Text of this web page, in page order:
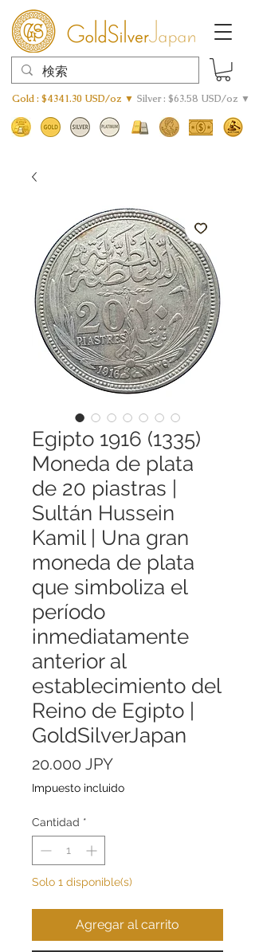
Gold : $4341.30 USD/oz ▼ Silver : $63.58 USD/oz ▼
Egipto 1916 (1335)
Moneda de plata
de 20 piastras |
Sultán Hussein
Kamil | Una gran
moneda de plata
que simboliza el
período
inmediatamente
anterior al
establecimiento del
Reino de Egipto |
GoldSilverJapan
20.000 JPYPrecio
Impuesto incluido
Cantidad *
Solo 1 disponible(s)
Agregar al carrito